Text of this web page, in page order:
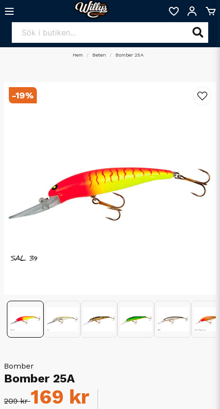
Hem Beten Bomber 25A
-19%
Bomber
Bomber 25A
209 kr169 kr